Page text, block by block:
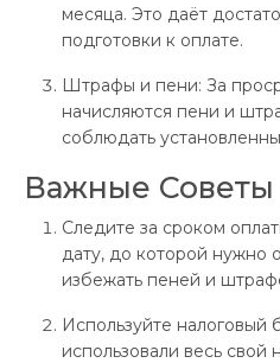
месяца. Это даёт
подготовки к оплате.
Штрафы и пени: За
начисляются пени и
соблюдать
Важные Советы
Следите за сроком
дату, до которой нужно
избежать пеней и
Используйте налоговый
использовали весь свой